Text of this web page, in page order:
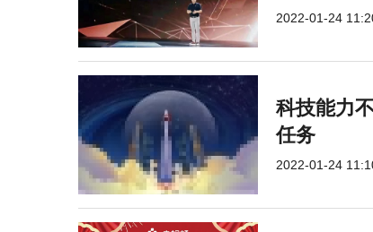
2022-01-24
科技能力
任务
2022-01-24